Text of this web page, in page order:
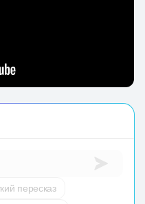
пересказ